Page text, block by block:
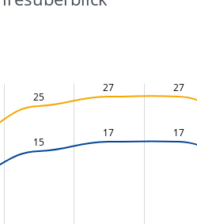
25
27 27
15
17
17